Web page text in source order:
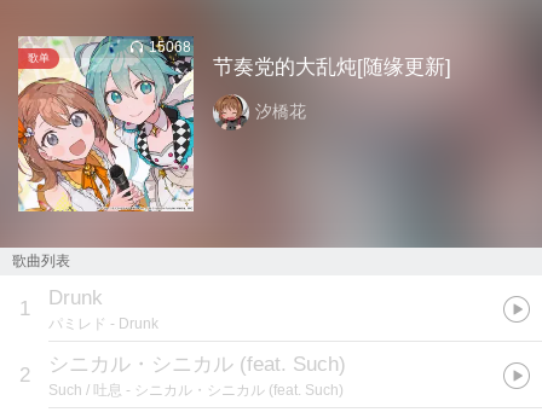
歌单
15068
节奏党的大乱炖[随缘更新]
汐橋花
歌曲列表
1 Drunk
パミレド - Drunk
2 シニカル・シニカル (feat. Such)
Such / 吐息 - シニカル・シニカル (feat. Such)